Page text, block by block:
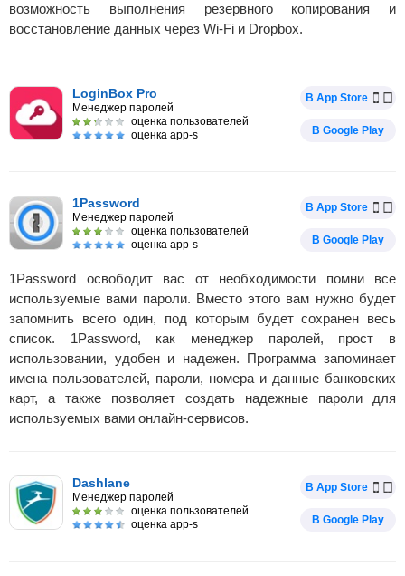
возможность выполнения резервного копирования и
восстановление данных через Wi-Fi и Dropbox.
LoginBox Pro
Менеджер паролей
оценка пользователей
оценка app-s
В App Store
В Google Play
1Password
Менеджер паролей
оценка пользователей
оценка app-s
В App Store
В Google Play
1Password освободит вас от необходимости помни все
используемые вами пароли. Вместо этого вам нужно будет
запомнить всего один, под которым будет сохранен весь
список. 1Password, как менеджер паролей, прост в
использовании, удобен и надежен. Программа запоминает
имена пользователей, пароли, номера и данные банковских
карт, а также позволяет создать надежные пароли для
используемых вами онлайн-сервисов.
Dashlane
Менеджер паролей
оценка пользователей
оценка app-s
В App Store
В Google Play